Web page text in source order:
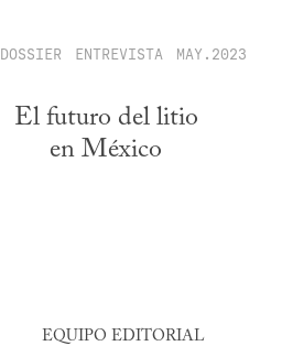
DOSSIER ENTREVISTA MAY.2023
El futuro del litio
en México
EQUIPO EDITORIAL